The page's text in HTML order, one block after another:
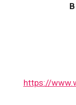
https://